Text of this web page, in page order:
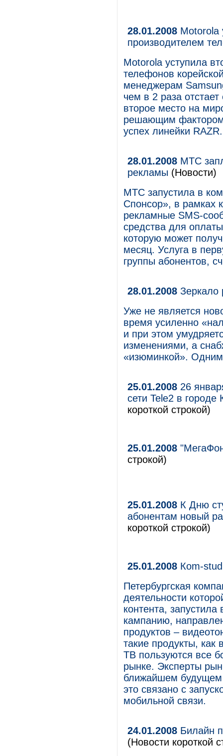
28.01.2008 Motorola
производителем
Motorola уступила
телефонов
менеджерам
чем в 2 раза
второе место на
решающим фактором
успех линейки RAZR.
28.01.2008 МТС
рекламы (Новости)
МТС запустила в
Спонсор», в рамках
рекламные SMS-
средства для
которую может
месяц. Услуга в
группы абонентов,
28.01.2008 Зеркало
Уже не является
время усиленно
и при этом
изменениями, а
«изюминкой». Одним
25.01.2008 26
сети Tele2 в
короткой строкой)
25.01.2008
строкой)
25.01.2008 К Дню
абонентам новый
короткой строкой)
25.01.2008 Кom-
Петербургская
деятельности
контента,
кампанию,
продуктов –
такие продукты,
ТВ пользуются все
рынке. Эксперты
ближайшем будущем
это связано с
мобильной связи.
24.01.2008 Билайн
(Новости короткой